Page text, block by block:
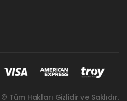
Tüm Hakları Gizlidir ve Saklıdır.